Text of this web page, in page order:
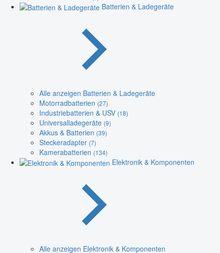
Batterien & Ladegeräte
Alle anzeigen Batterien & Ladegeräte
Motorradbatterien (27)
Industriebatterien & USV (18)
Universalladegeräte (9)
Akkus & Batterien (39)
Steckeradapter (7)
Kamerabatterien (134)
Elektronik & Komponenten
Alle anzeigen Elektronik & Komponenten